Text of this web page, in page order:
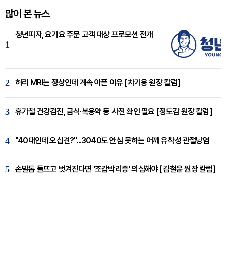
많이 본 뉴스
1
청년피자, 요기요 주문 고객 대상 프로모션 전개
2 허리 MRI는 정상인데 계속 아픈 이유 [차기용 원장 칼럼]
3 휴가철 건강검진, 금식·복용약 등 사전 확인 필요 [정도감 원장 칼럼]
4 "40대인데 오십견?"...3040도 안심 못하는 어깨 유착성 관절낭염
5 손발톱 들뜨고 벗겨진다면 '조갑박리증' 의심해야 [김철윤 원장 칼럼]